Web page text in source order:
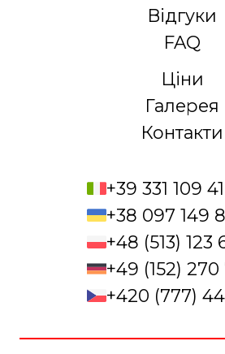
Відгуки
FAQ
Ціни
Галерея
Контакти
+39 331 109
+38 097 149
+48 (513) 123
+49 (152) 270
+420 (777)